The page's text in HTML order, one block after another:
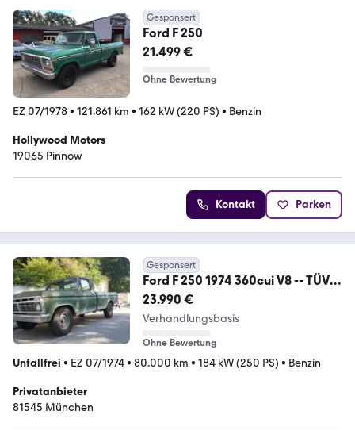
Gesponsert
Ford F 250
21.499 €
Ohne Bewertung
EZ 07/1978• 121.861 km • 162 kW (220 PS) • Benzin
Hollywood Motors
19065 Pinnow
Kontakt Parken
Gesponsert
Ford F 250 1974 360cui V8 -- TÜV
Neu! --
23.990 €
Verhandlungsbasis
Ohne Bewertung
Unfallfrei • EZ 07/1974• 80.000 km • 184 kW (250 PS) • Benzin
Privatanbieter
81545 München